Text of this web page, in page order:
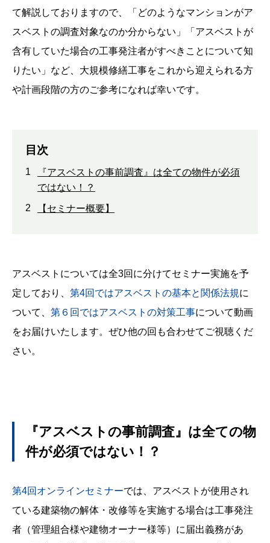
て解説しておりますので、「どのようなマンションがア
スベストの調査対象なのか分からない」「アスベストが
含有していた場合の工事発注者がすべきことについて知
りたい」など、大規模修繕工事をこれから迎えられる方
や計画段階の方のご参考になれば幸いです。
目次
1
『アスベストの事前調査』は全ての物件が必須
ではない！？
2
【セミナー概要】
アスベストについては全3回に分けてセミナー実施を予
定しており、 第4回ではアスベストの基本と関係法規に
ついて、 第６回ではアスベストの対策工事について動画
をお届けいたします。ぜひ他の回も合わせてご視聴くだ
さい。
『アスベストの事前調査』は全ての物
件が必須ではない！？
第4回オンラインセミナーでは、アスベストが使用され
ている建築物の解体・改修等を実施する場合は工事発注
者（管理組合様や建物オーナー様等）に届出義務があ